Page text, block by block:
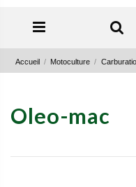
Accueil Motoculture
Oleo-mac